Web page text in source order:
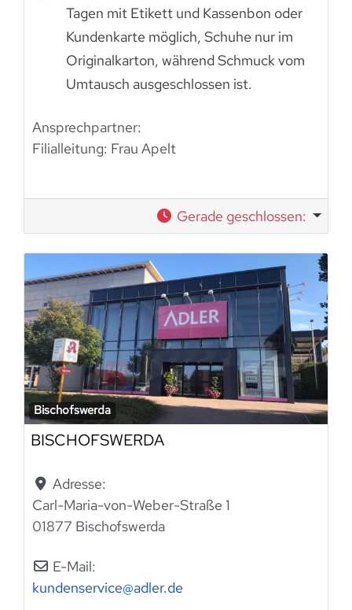
Tagen mit Etikett und Kassenbon oder
Kundenkarte möglich, Schuhe nur im
Originalkarton, während Schmuck vom
Umtausch ausgeschlossen ist.
Ansprechpartner:
Filialleitung: Frau Apelt
Gerade geschlossen:
Bischofswerda
BISCHOFSWERDA
Adresse:
Carl-Maria-von-Weber-Straße 1
01877 Bischofswerda
E-Mail:
kundenservice@adler.de